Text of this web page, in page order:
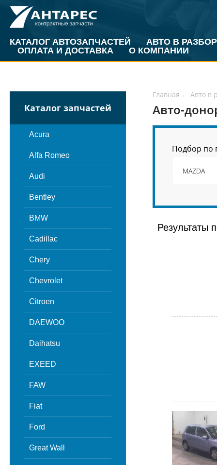
КАТАЛОГ АВТОЗАПЧАСТЕЙ
АВТО В РАЗБОР
ОПЛАТА И ДОСТАВКА
О КОМПАНИИ
Каталог запчастей
Acura
Alfa Romeo
Audi
Bentley
BMW
Cadillac
Chery
Chevrolet
Citroen
DAEWOO
Daihatsu
EXEED
FAW
Fiat
Ford
Great Wall
Главная ← Авто в
Авто-
Подбор по
Результаты